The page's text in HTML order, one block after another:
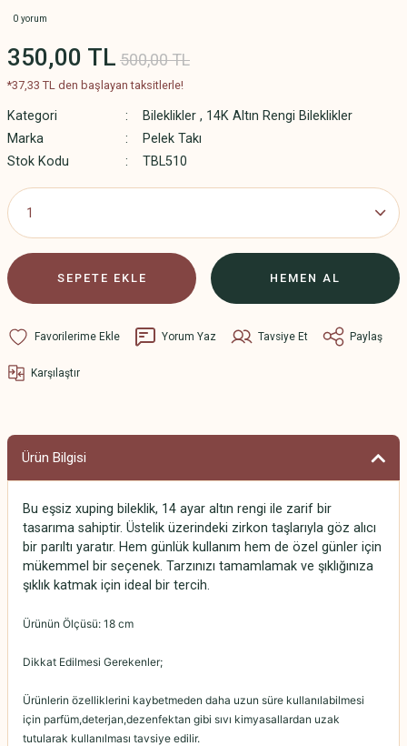
0 yorum
350,00 TL 500,00 TL
*37,33 TL den başlayan taksitlerle!
Kategori Bileklikler , 14K Altın Rengi Bileklikler
Marka
Pelek Takı
Stok Kodu
TBL510
SEPETE EKLE HEMEN AL
Yorum Yaz Tavsiye Et Paylaş
Karşılaştır
Ürün Bilgisi
Bu eşsiz xuping bileklik, 14 ayar altın rengi ile zarif bir
tasarıma sahiptir. Üstelik üzerindeki zirkon taşlarıyla göz alıcı
bir parıltı yaratır. Hem günlük kullanım hem de özel günler için
mükemmel bir seçenek. Tarzınızı tamamlamak ve şıklığınıza
şıklık katmak için ideal bir tercih.
Ürünün Ölçüsü: 18 cm
Dikkat Edilmesi Gerekenler;
Ürünlerin özelliklerini kaybetmeden daha uzun süre kullanılabilmesi
için parfüm,deterjan,dezenfektan gibi sıvı kimyasallardan uzak
tutularak kullanılması tavsiye edilir.